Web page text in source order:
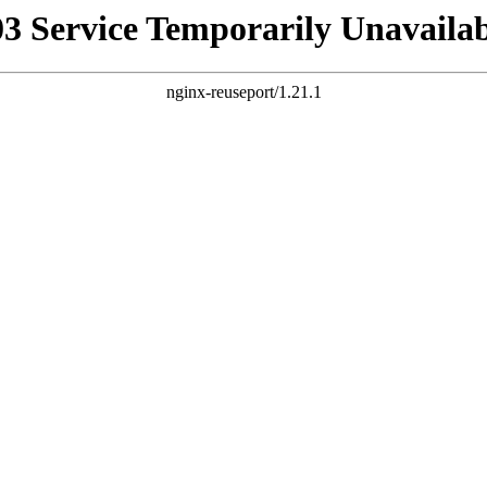
Service Temporarily
nginx-reuseport/1.21.1